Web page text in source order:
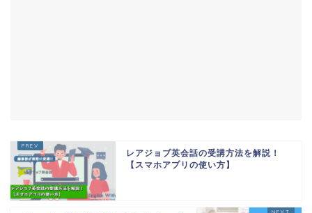
レアジョブ英会話の受講方法を解説！
【スマホアプリの使い方】